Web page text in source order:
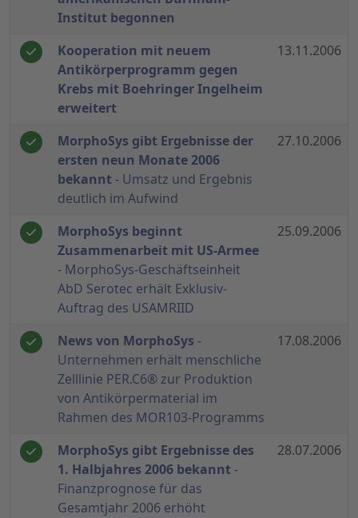
Institut begonnen
Kooperation mit neuem
Antikörperprogramm gegen
Krebs mit Boehringer Ingelheim
erweitert
13.11.2006
MorphoSys gibt Ergebnisse der
ersten neun Monate 2006
bekannt - Umsatz und Ergebnis
deutlich im Aufwind
27.10.2006
MorphoSys beginnt
Zusammenarbeit mit US-Armee
- MorphoSys-Geschäftseinheit
AbD Serotec erhält Exklusiv-
Auftrag des USAMRIID
25.09.2006
News von MorphoSys -
Unternehmen erhält menschliche
Zelllinie PER.C6® zur Produktion
von Antikörpermaterial im
Rahmen des MOR103-Programms
17.08.2006
MorphoSys gibt Ergebnisse des
1. Halbjahres 2006 bekannt-
Finanzprognose für das
Gesamtjahr 2006 erhöht
28.07.2006